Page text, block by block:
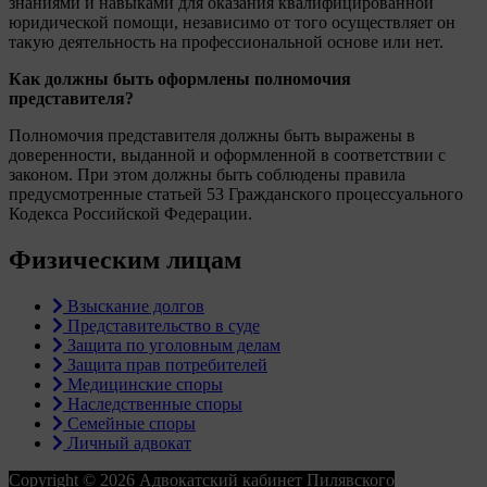
юридической помощи, независимо от того осуществляет он
такую деятельность на профессиональной основе или нет.
Как должны быть оформлены полномочия
представителя?
Полномочия представителя должны быть выражены в
доверенности, выданной и оформленной в соответствии с
законом. При этом должны быть соблюдены правила
предусмотренные статьей 53 Гражданского процессуального
Кодекса Российской Федерации.
Физическим лицам
Взыскание долгов
Представительство в суде
Защита по уголовным делам
Защита прав потребителей
Медицинские споры
Наследственные споры
Семейные споры
Личный адвокат
Copyright © 2026 Адвокатский кабинет Пилявского